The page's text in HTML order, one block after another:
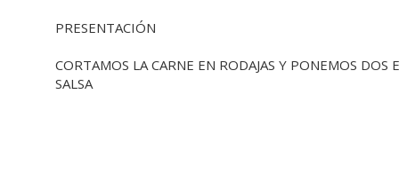
PRESENTACIÓN
CORTAMOS LA CARNE EN RODAJAS Y PONEMOS
SALSA